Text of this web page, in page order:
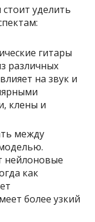
уделить
гитары
различных
на звук и
клены и
между
нейлоновые
как
более узкий